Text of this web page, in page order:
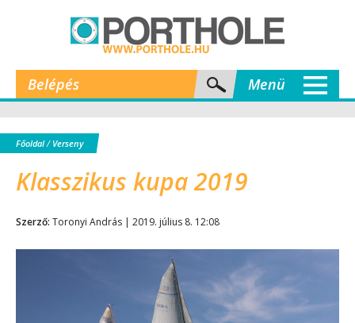
Belépés Menü
Főoldal/ Verseny
Klasszikus kupa 2019
Szerző: Toronyi András | 2019. július 8. 12:08